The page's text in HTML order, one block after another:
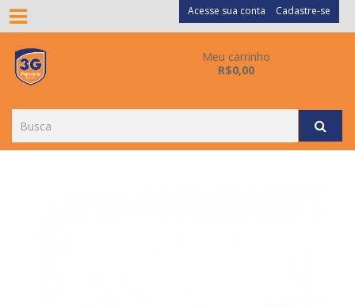
Acesse sua conta Cadastre-se
Meu carrinho
R$0,00